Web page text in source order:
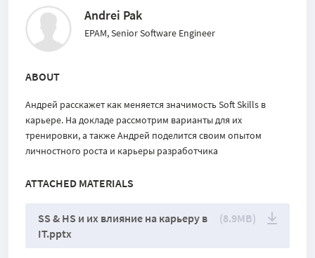
Andrei Pak
EPAM, Senior Software Engineer
ABOUT
Андрей расскажет как меняется значимость Soft Skills в
карьере. На докладе рассмотрим варианты для их
тренировки, а также Андрей поделится своим опытом
личностного роста и карьеры разработчика
ATTACHED MATERIALS
SS & HS и их влияние на карьеру в
IT.pptx
(8.9MB)